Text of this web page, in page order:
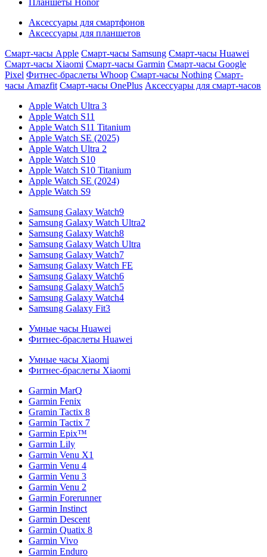
Планшеты Honor
Аксессуары для смартфонов
Аксессуары для планшетов
Смарт-часы Apple Смарт-часы Samsung Смарт-часы Huawei
Смарт-часы Xiaomi Смарт-часы Garmin Смарт-часы Google
Pixel Фитнес-браслеты Whoop Смарт-часы Nothing Смарт-
часы Amazfit Смарт-часы OnePlus Аксессуары для смарт-часов
Apple Watch Ultra 3
Apple Watch S11
Apple Watch S11 Titanium
Apple Watch SE (2025)
Apple Watch Ultra 2
Apple Watch S10
Apple Watch S10 Titanium
Apple Watch SE (2024)
Apple Watch S9
Samsung Galaxy Watch9
Samsung Galaxy Watch Ultra2
Samsung Galaxy Watch8
Samsung Galaxy Watch Ultra
Samsung Galaxy Watch7
Samsung Galaxy Watch FE
Samsung Galaxy Watch6
Samsung Galaxy Watch5
Samsung Galaxy Watch4
Samsung Galaxy Fit3
Умные часы Huawei
Фитнес-браслеты Huawei
Умные часы Xiaomi
Фитнес-браслеты Xiaomi
Garmin MarQ
Garmin Fenix
Gramin Tactix 8
Garmin Tactix 7
Garmin Epix™
Garmin Lily
Garmin Venu X1
Garmin Venu 4
Garmin Venu 3
Garmin Venu 2
Garmin Forerunner
Garmin Instinct
Garmin Descent
Garmin Quatix 8
Garmin Vivo
Garmin Enduro